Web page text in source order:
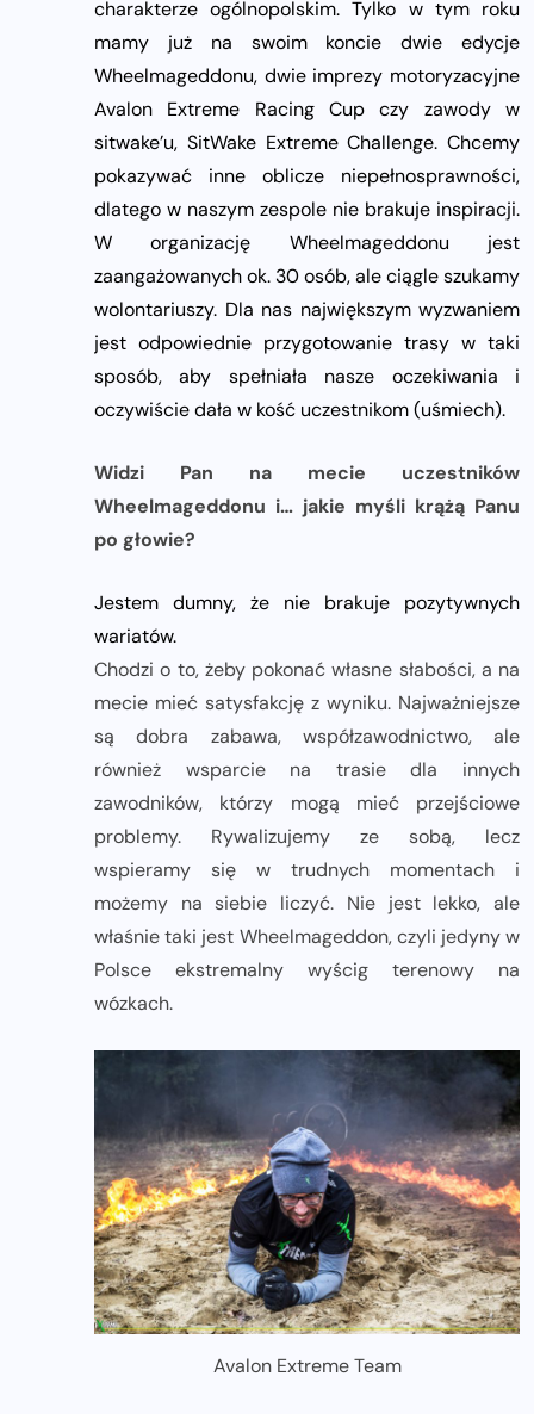
charakterze ogólnopolskim. Tylko w tym roku
mamy już na swoim koncie dwie edycje
Wheelmageddonu, dwie imprezy motoryzacyjne
Avalon Extreme Racing Cup czy zawody w
sitwake’u, SitWake Extreme Challenge. Chcemy
pokazywać inne oblicze niepełnosprawności,
dlatego w naszym zespole nie brakuje inspiracji.
W organizację Wheelmageddonu jest
zaangażowanych ok. 30 osób, ale ciągle szukamy
wolontariuszy. Dla nas największym wyzwaniem
jest odpowiednie przygotowanie trasy w taki
sposób, aby spełniała nasze oczekiwania i
oczywiście dała w kość uczestnikom (uśmiech).
Widzi Pan na mecie uczestników
Wheelmageddonu i… jakie myśli krążą Panu
po głowie?
Jestem dumny, że nie brakuje pozytywnych
wariatów.
Chodzi o to, żeby pokonać własne słabości, a na
mecie mieć satysfakcję z wyniku. Najważniejsze
są dobra zabawa, współzawodnictwo, ale
również wsparcie na trasie dla innych
zawodników, którzy mogą mieć przejściowe
problemy. Rywalizujemy ze sobą, lecz
wspieramy się w trudnych momentach i
możemy na siebie liczyć. Nie jest lekko, ale
właśnie taki jest Wheelmageddon, czyli jedyny w
Polsce ekstremalny wyścig terenowy na
wózkach.
Avalon Extreme Team